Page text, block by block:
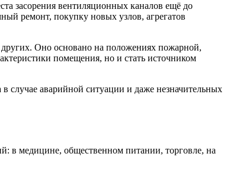
засорения вентиляционных каналов ещё до
ремонт, покупку новых узлов, агрегатов
Оно основано на положениях пожарной,
помещения, но и стать источником
случае аварийной ситуации и даже незначительных
в медицине, общественном питании, торговле, на